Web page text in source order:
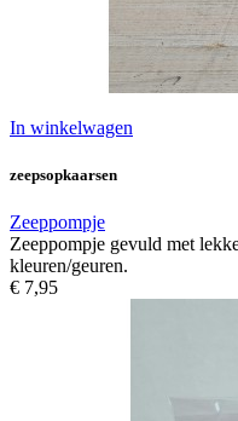
In winkelwagen
zeepsopkaarsen
Zeeppompje
Zeeppompje gevuld met
kleuren/geuren.
€ 7,95